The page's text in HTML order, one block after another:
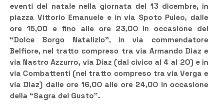
eventi del natale nella giornata del 13 dicembre, in
piazza Vittorio Emanuele e in via Spoto Puleo, dalle
ore 15,00 e fino alle ore 23,00 in occasione del
“Dolce Borgo Natalizio”, in via commendatore
Belfiore, nel tratto compreso tra via Armando Diaz e
via Nastro Azzurro, via Diaz (dal civico al 4 al 20) e in
via Combattenti (nel tratto compreso tra via Verga e
via Diaz) dalle ore 16,00 alle ore 24,00 in occasione
della “Sagra del Gusto”.